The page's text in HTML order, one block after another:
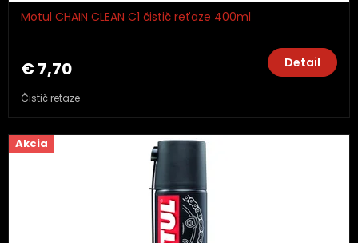
Motul CHAIN CLEAN C1 čistič reťaze 400ml
€ 7,70 Detail
Čistič reťaze
Akcia